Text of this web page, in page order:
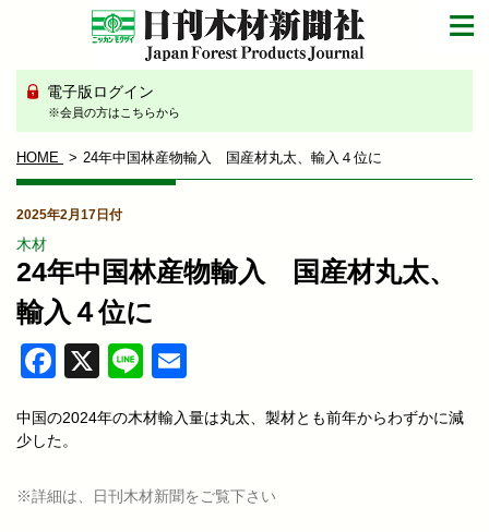
電子版ログイン
※会員の方はこちらから
HOME 24年中国林産物輸入 国産材丸太、輸入４位に
2025年2月17日付
木材
24年中国林産物輸入 国産材丸太、
輸入４位に
Facebook
X Line
中国の2024年の木材輸入量は丸太、製材とも前年からわずかに減
少した。
※詳細は、日刊木材新聞をご覧下さい